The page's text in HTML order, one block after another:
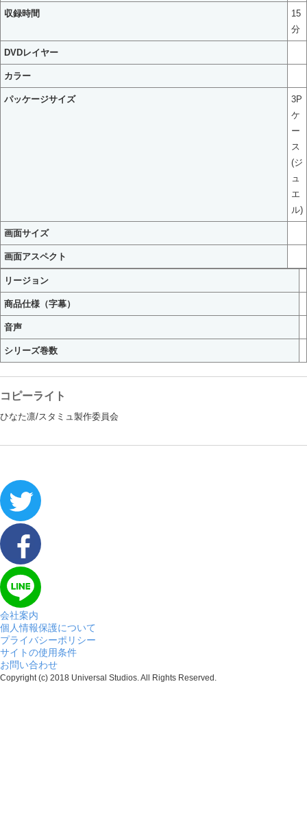
収録時間
15
分
DVDレイヤー
カラー
パッケージサイズ
3P
ケ
ー
ス
(ジ
ュ
エ
ル)
画面サイズ
画面アスペクト
リージョン
商品仕様（字幕）
音声
シリーズ巻数
コピーライト
ひなた凛/スタミュ製作委員会
会社案内
個人情報保護について
プライバシーポリシー
サイトの使用条件
お問い合わせ
Copyright (c) 2018 Universal Studios. All Rights Reserved.